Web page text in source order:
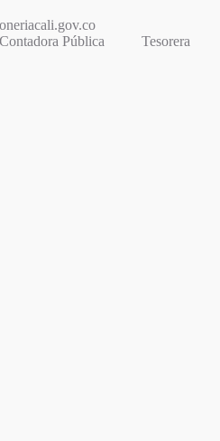
Contadora Pública
Tesorera